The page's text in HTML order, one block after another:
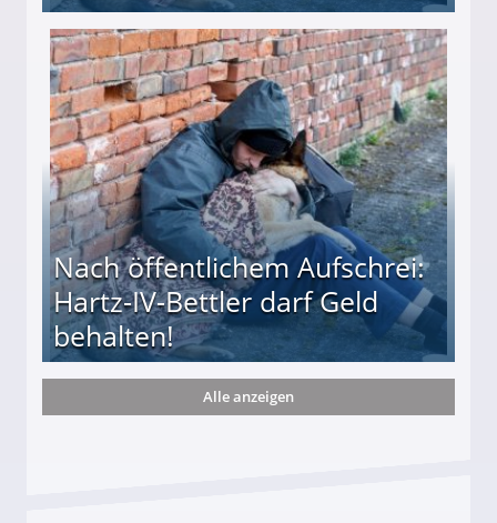
entführten seine Hündin "Hanni"!
Nach öffentlichem Aufschrei:
Hartz-IV-Bettler darf Geld
behalten!
darf Geld behalten!
Alle anzeigen